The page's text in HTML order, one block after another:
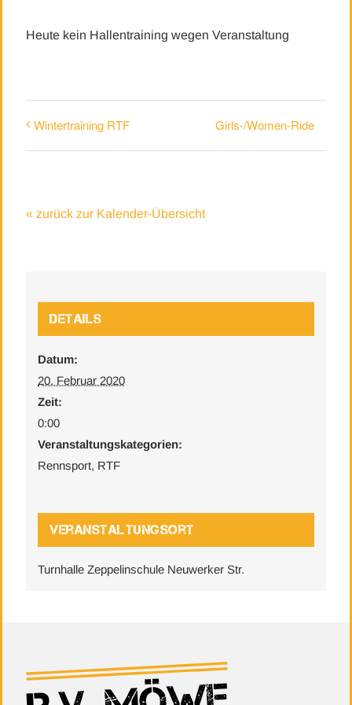
Heute kein Hallentraining wegen Veranstaltung
Wintertraining RTF Girls-/Women-Ride
« zurück zur Kalender-Übersicht
Details
Datum:
20. Februar 2020
Zeit:
0:00
Veranstaltungskategorien:
Rennsport, RTF
Veranstaltungsort
Turnhalle Zeppelinschule Neuwerker Str.